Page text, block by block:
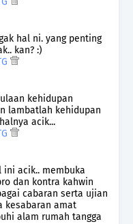
hal ni. yang penting
kan? :)
kehidupan
lambatlah kehidupan
acik...
ini acik.. membuka
dan kontra kahwin
cabaran serta ujian
kesabaran amat
alam rumah tangga